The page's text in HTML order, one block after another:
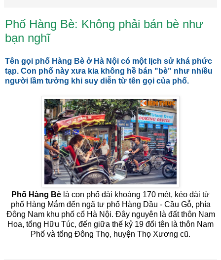
Phố Hàng Bè: Không phải bán bè như
bạn nghĩ
Tên gọi phố Hàng Bè ở Hà Nội có một lịch sử khá phức
tạp. Con phố này xưa kia không hề bán "bè" như nhiều
người lầm tưởng khi suy diễn từ tên gọi của phố.
Phố Hàng Bè là con phố dài khoảng 170 mét, kéo dài từ
phố Hàng Mắm đến ngã tư phố Hàng Dầu - Cầu Gỗ, phía
Đông Nam khu phố cổ Hà Nội. Đây nguyên là đất thôn Nam
Hoa, tổng Hữu Túc, đến giữa thế kỷ 19 đổi tên là thôn Nam
Phố và tổng Đông Thọ, huyện Thọ Xương cũ.